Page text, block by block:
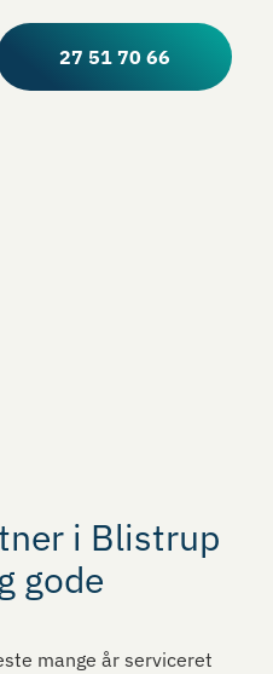
27 51 70 66
i Blistrup
gode
mange år serviceret